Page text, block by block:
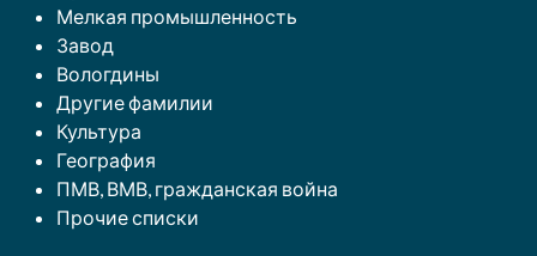
Мелкая промышленность
Завод
Вологдины
Другие фамилии
Культура
География
ПМВ, ВМВ, гражданская война
Прочие списки